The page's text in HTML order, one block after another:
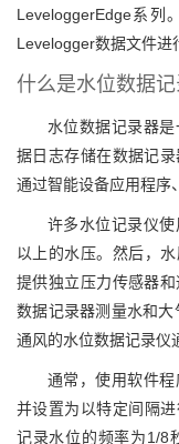
LeveloggerEdge系列
Levelogger数据文件进
什么是水位数据记
水位数据记录器
据日志存储在数据记
通过智能设备应用程序
许多水位记录仪
以上的水压。然后，
提供独立压力传感器
数据记录器测量水和大
通风的水位数据记录仪
通常，使用软件
并设置为以特定间隔
记录水位的频率为1/8